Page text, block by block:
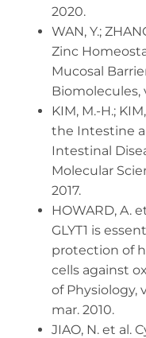
2020.
WAN, Y.;
Zinc
Mucosal
Biomolecules,
KIM, M.-H.;
the Intestine
Intestinal
Molecular
2017.
HOWARD, A.
GLYT1 is
protection of
cells against
of Physiology,
mar. 2010.
JIAO, N. et al.